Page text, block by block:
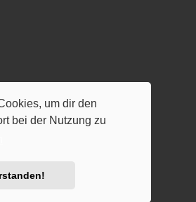
um dir den
bei der Nutzung zu